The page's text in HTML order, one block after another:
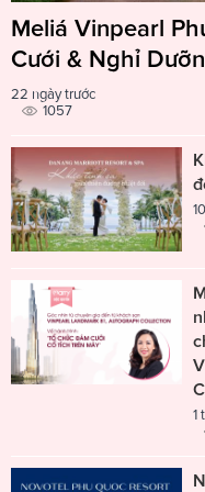
Meliá Vinpearl
Cưới & Nghỉ
22 ngày trước
1057
1